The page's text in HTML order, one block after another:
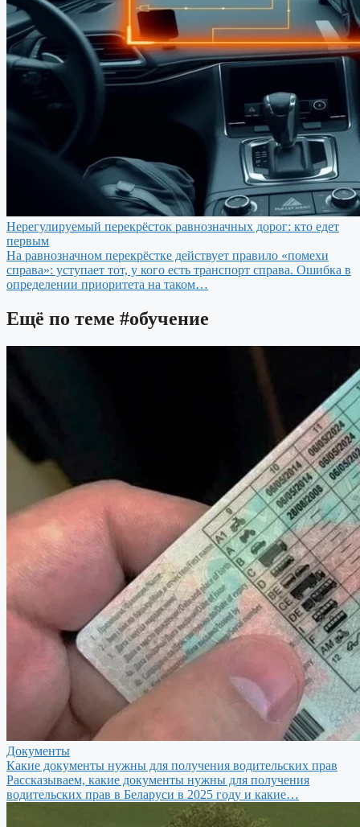
Нерегулируемый перекрёсток равнозначных дорог: кто едет
первым
На равнозначном перекрёстке действует правило «помехи
справа»: уступает тот, у кого есть транспорт справа. Ошибка в
определении приоритета на таком…
Ещё по теме #обучение
Документы
Какие документы нужны для получения водительских прав
Рассказываем, какие документы нужны для получения
водительских прав в Беларуси в 2025 году и какие…